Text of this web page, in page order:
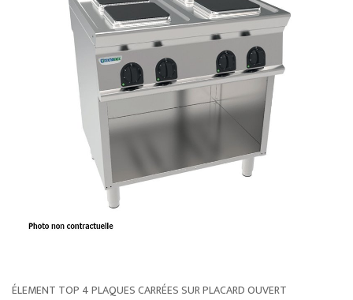
ÉLEMENT TOP 4 PLAQUES CARRÉES SUR PLACARD OUVERT